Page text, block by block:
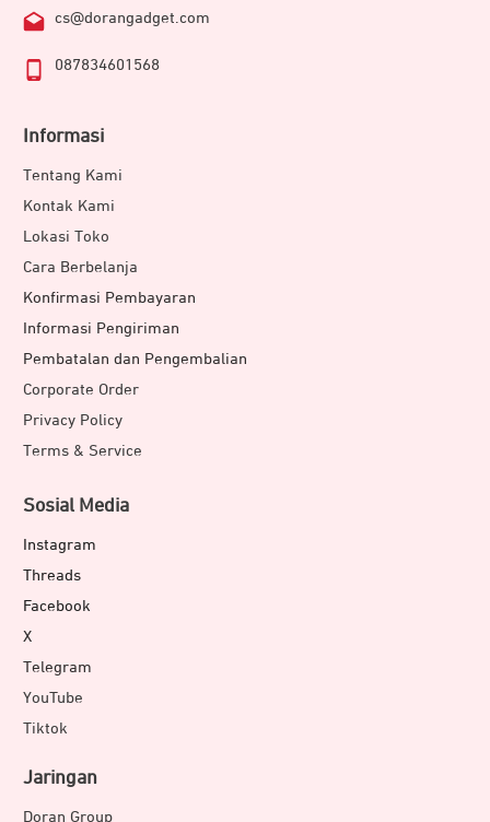
cs@dorangadget.com
087834601568
Informasi
Tentang Kami
Kontak Kami
Lokasi Toko
Cara Berbelanja
Konfirmasi Pembayaran
Informasi Pengiriman
Pembatalan dan Pengembalian
Corporate Order
Privacy Policy
Terms & Service
Sosial Media
Instagram
Threads
Facebook
X
Telegram
YouTube
Tiktok
Jaringan
Doran Group